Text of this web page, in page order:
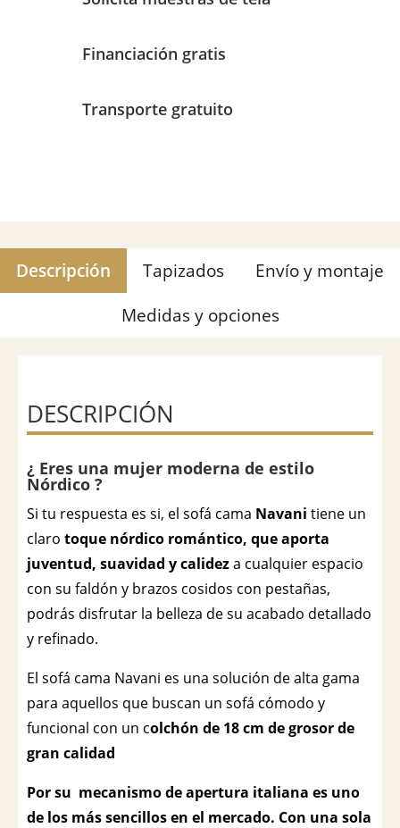
Financiación gratis
Transporte gratuito
Descripción Tapizados
Envío y montaje
Medidas y opciones
DESCRIPCIÓN
¿ Eres una mujer moderna de estilo
Nórdico ?
Si tu respuesta es si, el sofá cama Navani tiene un
clarotoque nórdico romántico, que aporta
juventud, suavidad y calideza cualquier espacio
con su faldón y brazos cosidos con pestañas,
podrás disfrutar la belleza de su acabado detallado
y refinado.
El sofá cama Navani es una solución de alta gama
para aquellos que buscan un sofá cómodo y
funcional con un colchón de 18 cm de grosor de
gran calidad
Por su mecanismo de apertura italiana es uno
de los más sencillos en el mercado. Con una sola